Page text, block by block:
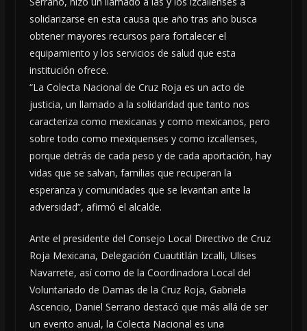
solidarizarse en esta causa que año tras año busca
obtener mayores recursos para fortalecer el
equipamiento y los servicios de salud que esta
institución ofrece.
“La Colecta Nacional de Cruz Roja es un acto de
justicia, un llamado a la solidaridad que tanto nos
caracteriza como mexicanas y como mexicanos, pero
sobre todo como mexiquenses y como izcallenses,
porque detrás de cada peso y de cada aportación, hay
vidas que se salvan, familias que recuperan la
esperanza y comunidades que se levantan ante la
adversidad”, afirmó el alcalde.
Ante el presidente del Consejo Local Directivo de Cruz
Roja Mexicana, Delegación Cuautitlán Izcalli, Ulises
Navarrete, así como de la Coordinadora Local del
Voluntariado de Damas de la Cruz Roja, Gabriela
Ascencio, Daniel Serrano destacó que más allá de ser
un evento anual, la Colecta Nacional es una